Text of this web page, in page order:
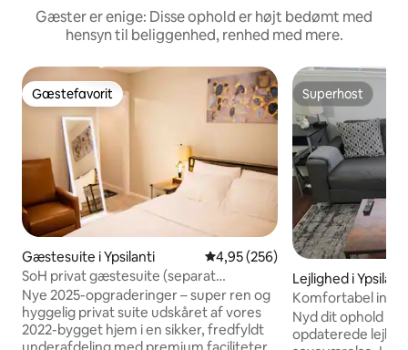
Gæster er enige: Disse ophold er højt bedømt med
hensyn til beliggenhed, renhed med mere.
Gæstefavorit
Gæstefavorit
Gæstesuite i Ypsilanti 4,95 ud af 5 i gennemsnitlig
4,95 (256)
SoH privat gæstesuite (separat
badeværelse, indgang)
Nye 2025-opgraderinger – super ren og
hyggelig privat suite udskåret af vores
2022-bygget hjem i en sikker, fredfyldt
Superhost
Superhost
Lejlighed i Ypsilanti
Komfortabel
soveværelse
Nyd dit ophold i
opdaterede